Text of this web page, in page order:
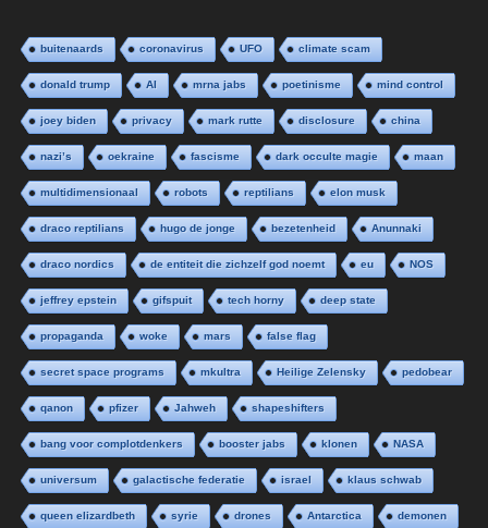
buitenaards coronavirus UFO climate scam
donald trump AI mrna jabs poetinisme mind control
joey biden privacy mark rutte disclosure china
nazi’s oekraine fascisme dark occulte magie maan
multidimensionaal robots reptilians elon musk
draco reptilians hugo de jonge bezetenheid Anunnaki
draco nordics de entiteit die zichzelf god noemt eu NOS
jeffrey epstein gifspuit tech horny deep state
propaganda woke mars false flag
secret space programs mkultra Heilige Zelensky pedobear
qanon pfizer Jahweh shapeshifters
bang voor complotdenkers booster jabs klonen NASA
universum galactische federatie israel klaus schwab
queen elizardbeth syrie drones Antarctica demonen